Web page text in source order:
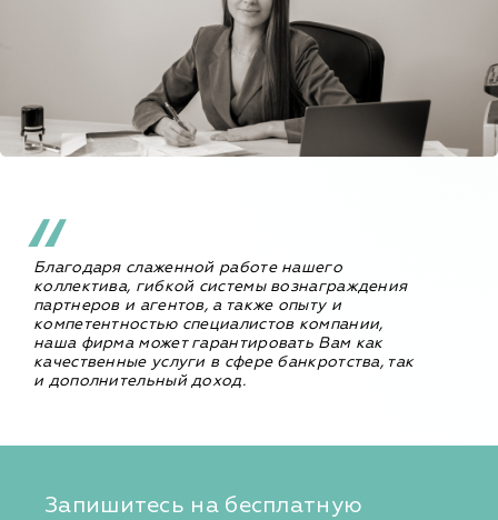
Благодаря слаженной работе нашего
коллектива, гибкой системы вознаграждения
партнеров и агентов, а также опыту и
компетентностью специалистов компании,
наша фирма может гарантировать Вам как
качественные услуги в сфере банкротства, так
и дополнительный доход.
Запишитесь на бесплатную